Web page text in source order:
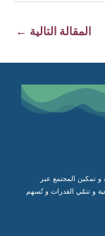
المقالة التالية ←
و تمكين المجتمع عبر
و تنمّي القدرات و تُسهم